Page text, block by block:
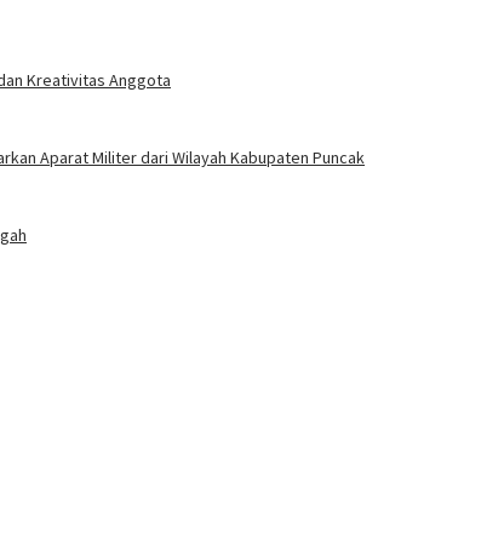
Kreativitas Anggota
Aparat Militer dari Wilayah Kabupaten Puncak